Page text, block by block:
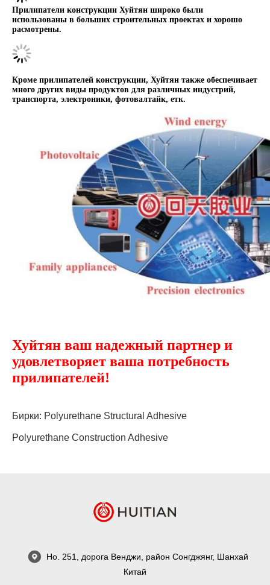
Прилипатели конструкции Хуйтян широко были
использованы в больших строительных проектах и хорошо
расмотрены.
Кроме прилипателей конструкции, Хуйтян также обеспечивает
много других виды продуктов для различных индустрий,
транспорта, электроники, фотовалтайк, етк.
Хуйтян ваш надежный партнер и
удовлетворяет ваша потребность
прилипателей!
Бирки: Polyurethane Structural Adhesive
Polyurethane Construction Adhesive
Но. 251, дорога Венджи, район Сонгджянг, Шанхай
Китай